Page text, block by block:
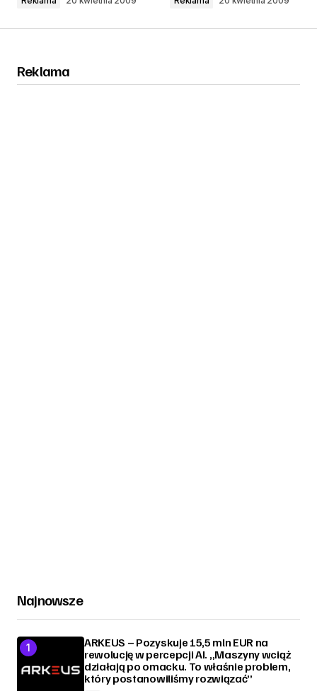
Reklama
Najnowsze
ARKEUS – Pozyskuje 15,5 mln EUR na
rewolucję w percepcji AI. „Maszyny wciąż
działają po omacku. To właśnie problem,
który postanowiliśmy rozwiązać”